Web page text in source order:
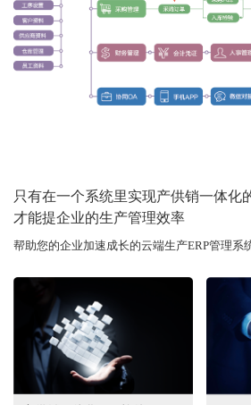
只有在一个系统里实现产供销一体化
才能提企业的生产管理效率
帮助您的企业加速成长的云端生产ERP管理系